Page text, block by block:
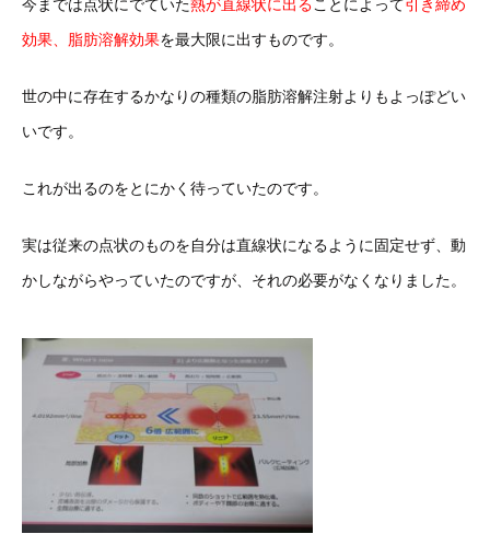
今までは点状にでていた熱が直線状に出ることによって引き締め
効果、脂肪溶解効果を最大限に出すものです。
世の中に存在するかなりの種類の脂肪溶解注射よりもよっぽどい
いです。
これが出るのをとにかく待っていたのです。
実は従来の点状のものを自分は直線状になるように固定せず、動
かしながらやっていたのですが、それの必要がなくなりました。